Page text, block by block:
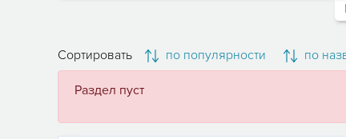
Сортировать по популярности по
Раздел пуст